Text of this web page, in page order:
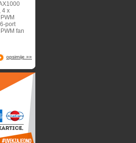
4 x
port
fan
opsirnije »»